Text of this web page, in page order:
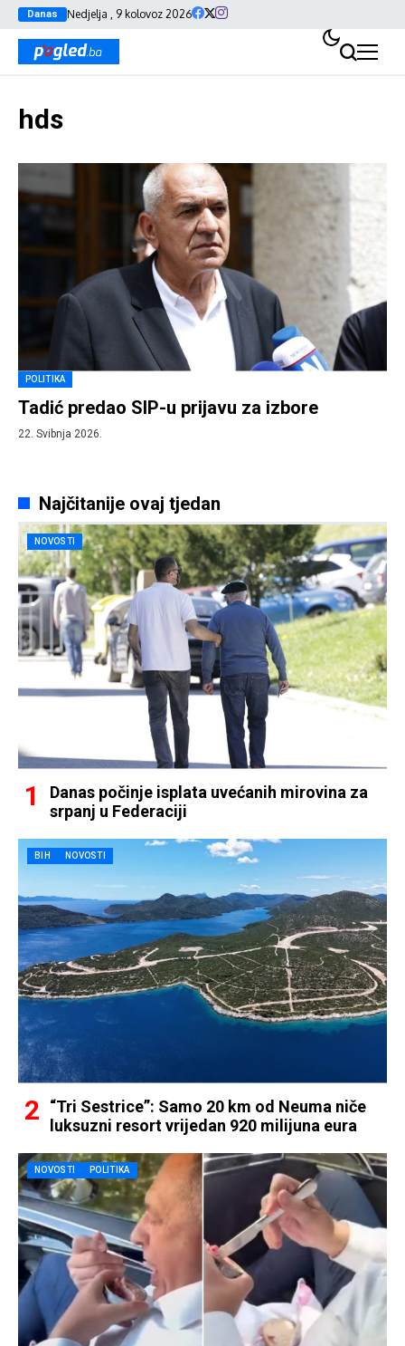
Danas Nedjelja , 9 kolovoz 2026
hds
POLITIKA
Tadić predao SIP-u prijavu za izbore
22. Svibnja 2026.
Najčitanije ovaj tjedan
NOVOSTI
Danas počinje isplata uvećanih mirovina za
srpanj u Federaciji
BIH NOVOSTI
“Tri Sestrice”: Samo 20 km od Neuma niče
luksuzni resort vrijedan 920 milijuna eura
NOVOSTI POLITIKA